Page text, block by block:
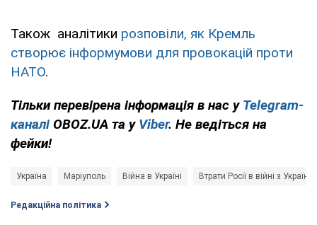
Також аналітики розповіли, як Кремль
створює інформумови для провокацій проти
НАТО.
Тільки перевірена інформація в нас у Telegram-
каналі OBOZ.UA та у Viber. Не ведіться на
фейки!
Україна Маріуполь Війна в Україні Втрати Росії в війні з
Редакційна політика